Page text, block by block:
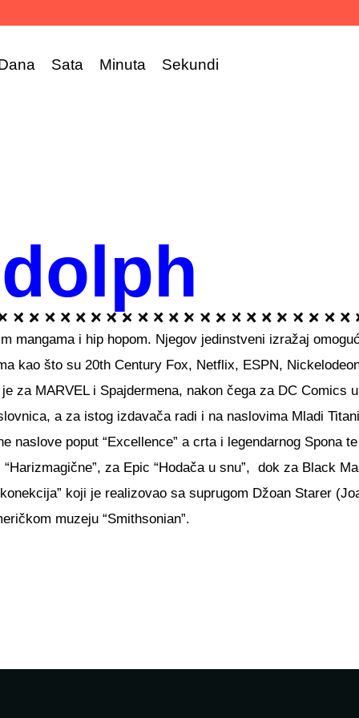
Sata Minuta Sekundi
mangama i hip hopom. Njegov jedinstveni izražaj
kao što su 20th Century Fox, Netflix, ESPN,
za MARVEL i Spajdermena, nakon čega za DC Comics
a za istog izdavača radi i na naslovima Mladi
naslove poput “Excellence” a crta i legendarnog Spona
“Harizmagične”, za Epic “Hodača u snu”, dok za Black
koji je realizovao sa suprugom Džoan Starer
muzeju “Smithsonian”.